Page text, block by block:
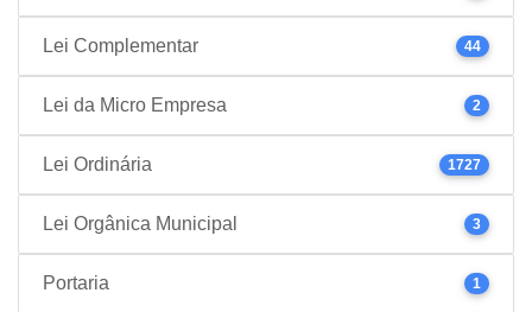
Lei Complementar 44
Lei da Micro Empresa 2
Lei Ordinária 1727
Lei Orgânica Municipal 3
Portaria 1